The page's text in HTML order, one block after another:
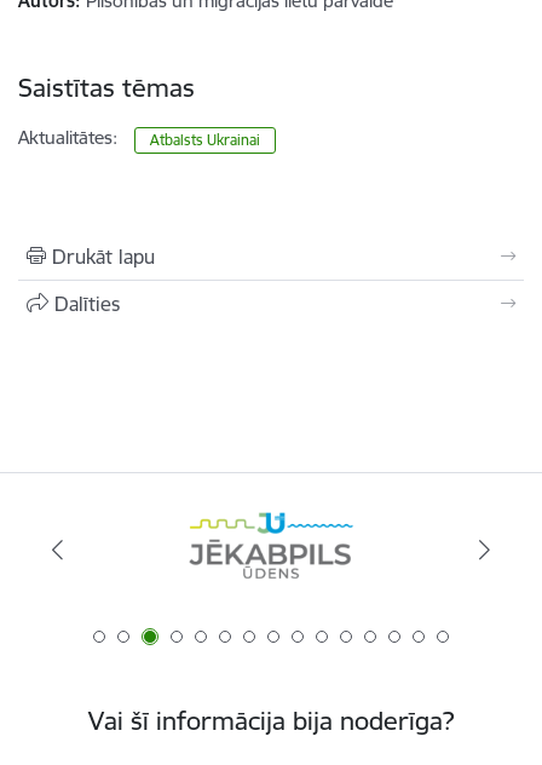
Saistītas tēmas
Aktualitātes: Atbalsts Ukrainai
Drukāt lapu
Dalīties
Vai šī informācija bija noderīga?